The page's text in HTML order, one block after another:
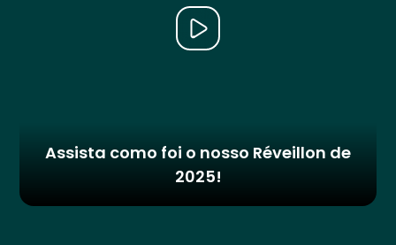
Assista como foi o nosso Réveillon de
2025!